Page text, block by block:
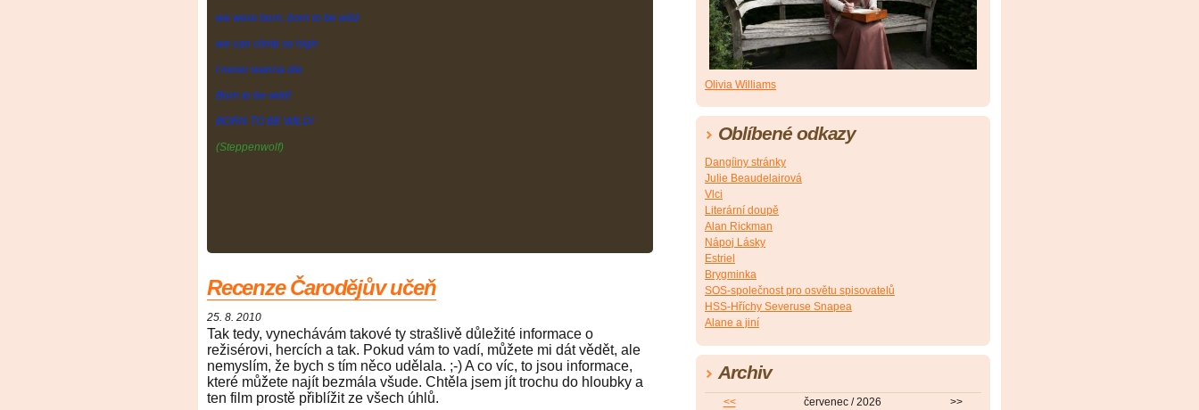
we were born, born to be wild
we can climb so high
I never wanna die
Born to be wild!
BORN TO BE WILD!
(Steppenwolf)
Recenze Čarodějův učeň
25. 8. 2010
Tak tedy, vynechávám takové ty strašlivě důležité informace o
režisérovi, hercích a tak. Pokud vám to vadí, můžete mi dát vědět, ale
nemyslím, že bych s tím něco udělala. ;-) A co víc, to jsou informace,
které můžete najít bezmála všude. Chtěla jsem jít trochu do hloubky a
ten film prostě přiblížit ze všech úhlů.
Olivia Williams
Oblíbené odkazy
Dangíiny stránky
Julie Beaudelairová
Vlci
Literární doupě
Alan Rickman
Nápoj Lásky
Estriel
Brygminka
SOS-společnost pro osvětu spisovatelů
HSS-Hříchy Severuse Snapea
Alane a jiní
Archiv
<< červenec / 2026 >>